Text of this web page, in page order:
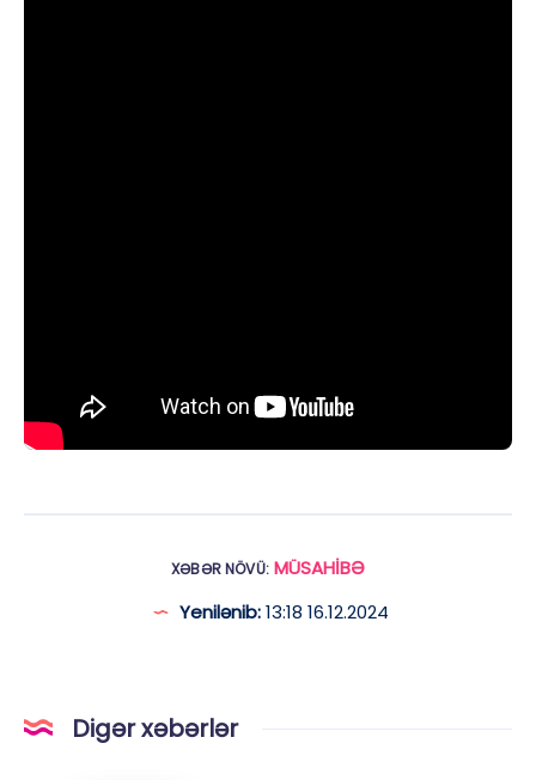
XƏBƏR NÖVÜ: MÜSAHİBƏ
Yenilənib:13:18 16.12.2024
Digər xəbərlər